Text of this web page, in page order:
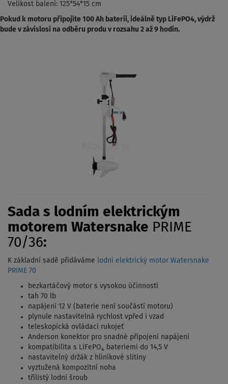
Velikost balení: 125*54*15 cm
Pokud k motoru připojíte 100 Ah baterii, ideálně typ LiFePO4, výdrž
bude v závislosi na odběru produ v rozsahu 2 až 9 hodin.
Sada s lodním elektrickým
motorem Watersnake PRIME
70/36:
K základní sadě přidáváme lodní elektrický motor Watersnake
PRIME 70
bezkartáčový motor s vysokou účinností
tah 70 lb
napájení 12 V (baterie není součástí motoru)
plynule nastavitelná rychlost vpřed i vzad
teleskopická ovládací rukojeť
Anderson konektor pro snadné připojení napájení
kompatibilita s LiFePO₄ bateriemi do 14,5 V
nastavitelný držák z hliníkové slitiny
vyztužená kompozitní noha
třílistý lodní šroub